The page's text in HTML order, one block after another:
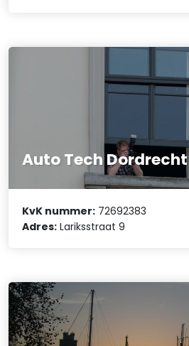
Auto Tech Dordrecht
KvK nummer: 72692383
Adres: Lariksstraat 9